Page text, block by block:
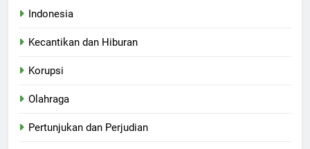
Indonesia
Kecantikan dan Hiburan
Korupsi
Olahraga
Pertunjukan dan Perjudian